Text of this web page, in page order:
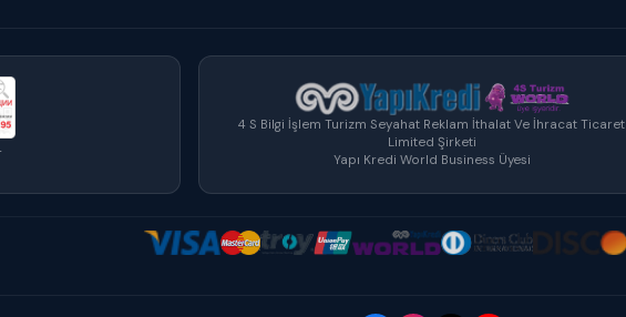
4 S Bilgi İşlem Turizm Seyahat Reklam İthalat Ve İhracat Ticaret
Limited Şirketi
Yapı Kredi World Business Üyesi